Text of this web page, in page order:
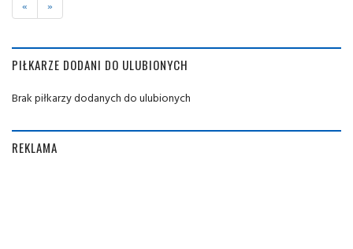
« »
PIŁKARZE DODANI DO ULUBIONYCH
Brak piłkarzy dodanych do ulubionych
REKLAMA